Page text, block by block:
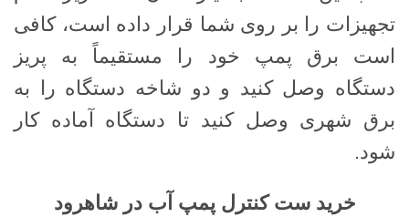
تجهیزات را بر روی شما قرار داده است، کافی
است برق پمپ خود را مستقیماً به پریز
دستگاه وصل کنید و دو شاخه دستگاه را به
برق شهری وصل کنید تا دستگاه آماده کار
شود.
خرید ست کنترل پمپ آب در شاهرود